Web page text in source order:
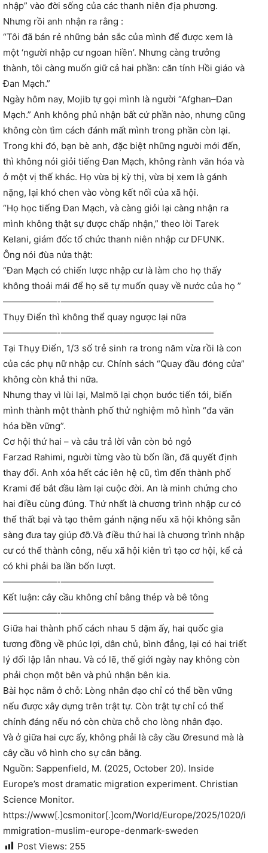
nhập” vào đời sống của các thanh niên địa phương.
Nhưng rồi anh nhận ra rằng :
“Tôi đã bán rẻ những bản sắc của mình để được xem là
một ‘người nhập cư ngoan hiền’. Nhưng càng trưởng
thành, tôi càng muốn giữ cả hai phần: căn tính Hồi giáo và
Đan Mạch.”
Ngày hôm nay, Mojib tự gọi mình là người “Afghan–Đan
Mạch.” Anh không phủ nhận bất cứ phần nào, nhưng cũng
không còn tìm cách đánh mất mình trong phần còn lại.
Trong khi đó, bạn bè anh, đặc biệt những người mới đến,
thì không nói giỏi tiếng Đan Mạch, không rành văn hóa và
ở một vị thế khác. Họ vừa bị kỳ thị, vừa bị xem là gánh
nặng, lại khó chen vào vòng kết nối của xã hội.
“Họ học tiếng Đan Mạch, và càng giỏi lại càng nhận ra
mình không thật sự được chấp nhận,” theo lời Tarek
Kelani, giám đốc tổ chức thanh niên nhập cư DFUNK.
Ông nói đùa nửa thật:
“Đan Mạch có chiến lược nhập cư là làm cho họ thấy
không thoải mái để họ sẽ tự muốn quay về nước của họ ”
——————-—————————————————
Thụy Điển thì không thể quay ngược lại nữa
——————-—————————————————
Tại Thụy Điển, 1/3 số trẻ sinh ra trong năm vừa rồi là con
của các phụ nữ nhập cư. Chính sách “Quay đầu đóng cửa”
không còn khả thi nữa.
Nhưng thay vì lùi lại, Malmö lại chọn bước tiến tới, biến
mình thành một thành phố thử nghiệm mô hình “đa văn
hóa bền vững”.
Cơ hội thứ hai – và câu trả lời vẫn còn bỏ ngỏ
Farzad Rahimi, người từng vào tù bốn lần, đã quyết định
thay đổi. Anh xóa hết các iên hệ cũ, tìm đến thành phố
Krami để bắt đầu làm lại cuộc đời. An là minh chứng cho
hai điều cùng đúng. Thứ nhất là chương trình nhập cư có
thể thất bại và tạo thêm gánh nặng nếu xã hội không sẵn
sàng đưa tay giúp đỡ.Và điều thứ hai là chương trình nhập
cư có thể thành công, nếu xã hội kiên trì tạo cơ hội, kể cả
có khi phải ba lần bốn lượt.
——————-—————————————————
Kết luận: cây cầu không chỉ bằng thép và bê tông
——————-—————————————————
Giữa hai thành phố cách nhau 5 dặm ấy, hai quốc gia
tương đồng về phúc lợi, dân chủ, bình đẳng, lại có hai triết
lý đối lập lẫn nhau. Và có lẽ, thế giới ngày nay không còn
phải chọn một bên và phủ nhận bên kia.
Bài học nằm ở chỗ: Lòng nhân đạo chỉ có thể bền vững
nếu được xây dựng trên trật tự. Còn trật tự chỉ có thể
chính đáng nếu nó còn chừa chỗ cho lòng nhân đạo.
Và ở giữa hai cực ấy, không phải là cây cầu Øresund mà là
cây cầu vô hình cho sự cân bằng.
Nguồn: Sappenfield, M. (2025, October 20). Inside
Europe’s most dramatic migration experiment. Christian
Science Monitor.
https://www[.]csmonitor[.]com/World/Europe/2025/1020/i
mmigration-muslim-europe-denmark-sweden
Post Views: 255